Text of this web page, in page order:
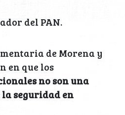
del PAN.
de Morena y
en que los
no son una
seguridad en